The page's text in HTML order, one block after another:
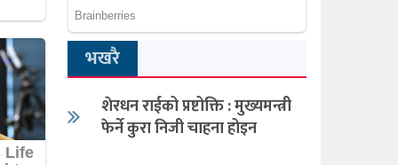
भखरै
शेरधन राईको प्रष्टोक्ति : मुख्यमन्त्री
फेर्ने कुरा निजी चाहना होइन